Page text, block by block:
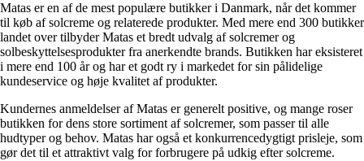
Matas er en af de mest populære butikker i Danmark, når det kommer
til køb af solcreme og relaterede produkter. Med mere end 300 butikker
landet over tilbyder Matas et bredt udvalg af solcremer og
solbeskyttelsesprodukter fra anerkendte brands. Butikken har eksisteret
i mere end 100 år og har et godt ry i markedet for sin pålidelige
kundeservice og høje kvalitet af produkter.
Kundernes anmeldelser af Matas er generelt positive, og mange roser
butikken for dens store sortiment af solcremer, som passer til alle
hudtyper og behov. Matas har også et konkurrencedygtigt prisleje, som
gør det til et attraktivt valg for forbrugere på udkig efter solcreme.